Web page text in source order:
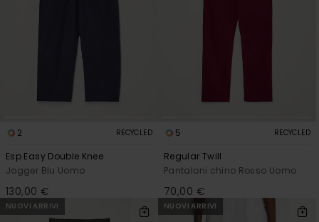
2 RECYCLED
Esp Easy Double Knee
Jogger Blu Uomo
130,00 €
5 RECYCLED
Regular Twill
Pantaloni chino Rosso Uomo
70,00 €
NUOVI ARRIVI NUOVI ARRIVI